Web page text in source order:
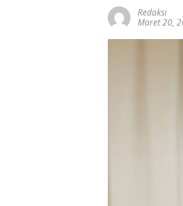
Redaksi
Maret 20,